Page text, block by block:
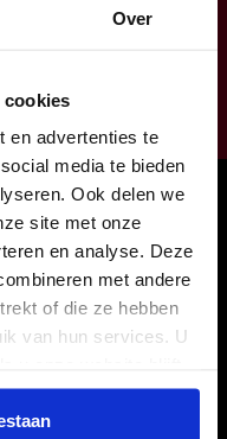
Over
cookies
en advertenties te
media te bieden
Ook delen we
site met onze
en analyse. Deze
met andere
of die ze hebben
van hun services. U